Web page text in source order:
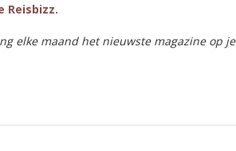
Reisbizz.
elke maand het nieuwste magazine op je